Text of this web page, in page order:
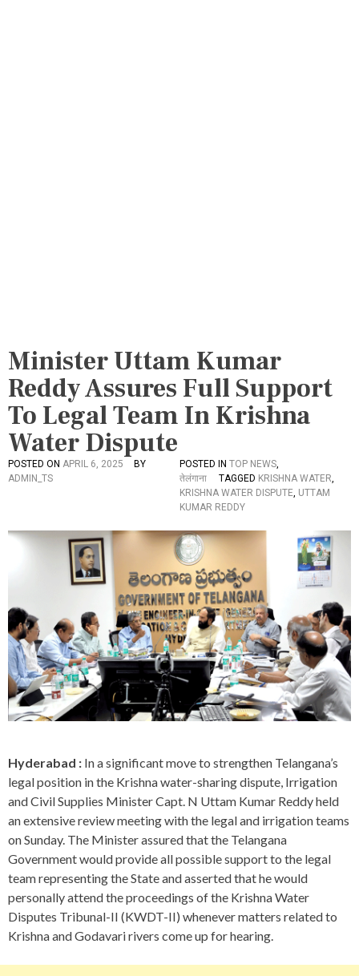
Minister Uttam Kumar
Reddy Assures Full Support
To Legal Team In Krishna
Water Dispute
POSTED ON APRIL 6, 2025
BY
ADMIN_TS
POSTED IN TOP NEWS,
तेलंगाना
TAGGED KRISHNA WATER,
KRISHNA WATER DISPUTE, UTTAM
KUMAR REDDY
Hyderabad : In a significant move to strengthen Telangana’s
legal position in the Krishna water-sharing dispute, Irrigation
and Civil Supplies Minister Capt. N Uttam Kumar Reddy held
an extensive review meeting with the legal and irrigation teams
on Sunday. The Minister assured that the Telangana
Government would provide all possible support to the legal
team representing the State and asserted that he would
personally attend the proceedings of the Krishna Water
Disputes Tribunal-II (KWDT-II) whenever matters related to
Krishna and Godavari rivers come up for hearing.